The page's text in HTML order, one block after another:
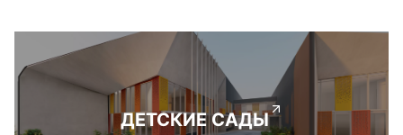
ДЕТСКИЕ САДЫ